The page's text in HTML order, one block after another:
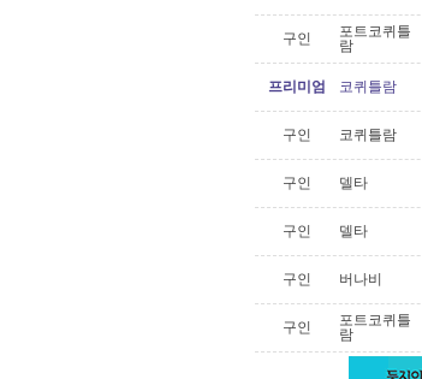
구인
포트코퀴틀
람
프리미엄 코퀴틀람
구인 코퀴틀람
구인 델타
구인 델타
구인 버나비
구인
포트코퀴틀
람